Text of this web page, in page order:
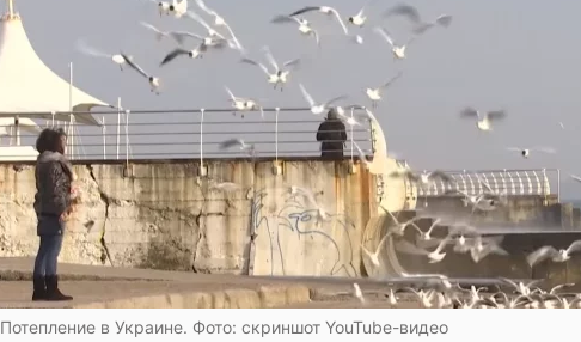
Потепление в Украине. Фото: скриншот YouTube-видео